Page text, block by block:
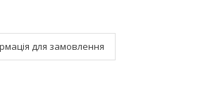
для замовлення